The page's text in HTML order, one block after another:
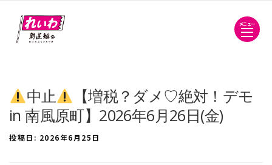
メニュー
中止
【増税？ダメ♡絶対！デモ
in 南風原町】2026年6月26日(金)
投稿日: 2026年6月25日